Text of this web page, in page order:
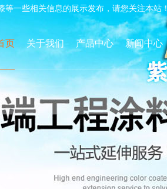
等一些相关信息的展示发布，请您关注本站！
页 关于我们 产品中心 新闻中心